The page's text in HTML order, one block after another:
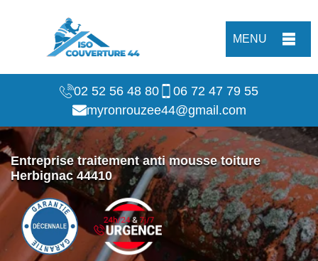
MENU
02 52 56 48 80
06 72 47 79 55
myronrouzee44@gmail.com
Entreprise traitement anti mousse toiture
Herbignac 44410